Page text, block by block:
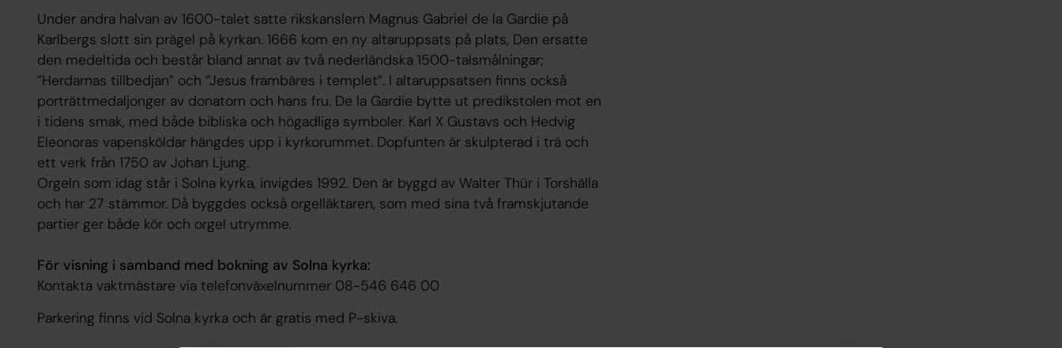
Under andra halvan av 1600-talet satte rikskanslern Magnus Gabriel de la Gardie på
Karlbergs slott sin prägel på kyrkan. 1666 kom en ny altaruppsats på plats, Den ersatte
den medeltida och består bland annat av två nederländska 1500-talsmålningar;
”Herdarnas tillbedjan” och ”Jesus frambäres i templet”. I altaruppsatsen finns också
porträttmedaljonger av donatorn och hans fru. De la Gardie bytte ut predikstolen mot en
i tidens smak, med både bibliska och högadliga symboler. Karl X Gustavs och Hedvig
Eleonoras vapensköldar hängdes upp i kyrkorummet. Dopfunten är skulpterad i trä och
ett verk från 1750 av Johan Ljung.
Orgeln som idag står i Solna kyrka, invigdes 1992. Den är byggd av Walter Thür i Torshälla
och har 27 stämmor. Då byggdes också orgelläktaren, som med sina två framskjutande
partier ger både kör och orgel utrymme.
För visning i samband med bokning av Solna kyrka:
Kontakta vaktmästare via telefonväxelnummer 08-546 646 00
Parkering finns vid Solna kyrka och är gratis med P-skiva.